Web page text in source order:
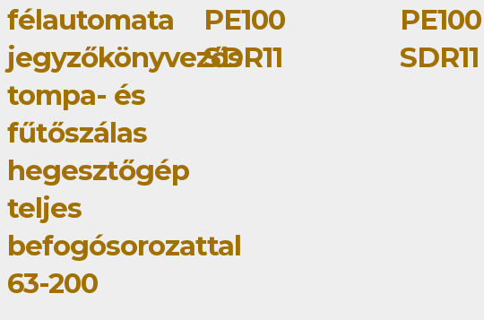
félautomata
jegyzőkönyvezős
tompa- és
fűtőszálas
hegesztőgép
teljes
befogósorozattal
63-200
PE100
SDR11
PE100
SDR11